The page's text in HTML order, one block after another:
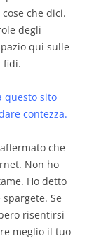
che dici.
degli
qui sulle
fidi.
questo sito
contezza.
che
Non ho
Ho detto
Se
risentirsi
meglio il tuo